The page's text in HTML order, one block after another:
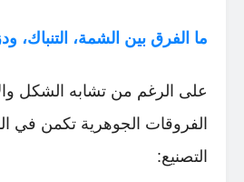
ما الفرق بين الشمة، التنباك،
على الرغم من تشابه الشكل
الفروقات الجوهرية تكمن في
التصنيع: